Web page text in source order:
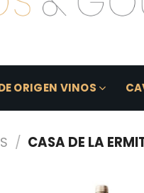
ORIGEN VINOS
/ CASA DE LA